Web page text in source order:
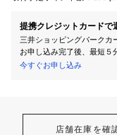
提携クレジットカードで
三井ショッピングパークカ
お申し込み完了後、最短５
今すぐお申し込み
店舗在庫を確